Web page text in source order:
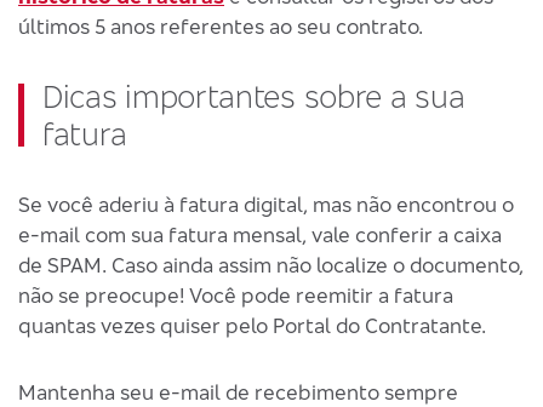
últimos 5 anos referentes ao seu contrato.
​​​​​​​Dicas importantes sobre a sua
fatura
Se você aderiu à fatura digital, mas não encontrou o
e-mail com sua fatura mensal, vale conferir a caixa
de SPAM. Caso ainda assim não localize o documento,
não se preocupe! Você pode reemitir a fatura
quantas vezes quiser pelo Portal do Contratante.
Mantenha seu e-mail de recebimento sempre